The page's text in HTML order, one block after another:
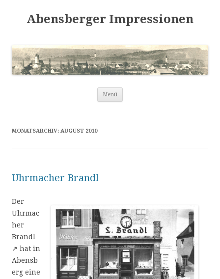
Abensberger Impressionen
Menü
MONATSARCHIV: AUGUST 2010
Uhrmacher Brandl
Der
Uhrmac
her
Brandl
↗ hat in
Abensb
erg eine